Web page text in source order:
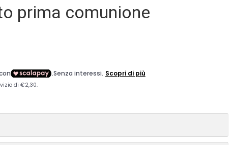
prima comunione